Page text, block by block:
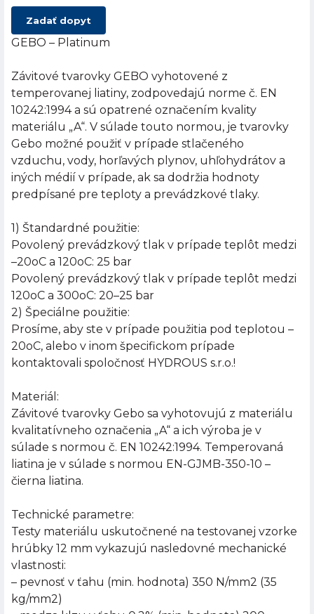
Zadať dopyt
GEBO – Platinum
Závitové tvarovky GEBO vyhotovené z
temperovanej liatiny, zodpovedajú norme č. EN
10242:1994 a sú opatrené označením kvality
materiálu „A“. V súlade touto normou, je tvarovky
Gebo možné použiť v prípade stlačeného
vzduchu, vody, horľavých plynov, uhľohydrátov a
iných médií v prípade, ak sa dodržia hodnoty
predpísané pre teploty a prevádzkové tlaky.
1) Štandardné použitie:
Povolený prevádzkový tlak v prípade teplôt medzi
–20oC a 120oC: 25 bar
Povolený prevádzkový tlak v prípade teplôt medzi
120oC a 300oC: 20–25 bar
2) Špeciálne použitie:
Prosíme, aby ste v prípade použitia pod teplotou –
20oC, alebo v inom špecifickom prípade
kontaktovali spoločnosť HYDROUS s.r.o.!
Materiál:
Závitové tvarovky Gebo sa vyhotovujú z materiálu
kvalitatívneho označenia „A“ a ich výroba je v
súlade s normou č. EN 10242:1994. Temperovaná
liatina je v súlade s normou EN-GJMB-350-10 –
čierna liatina.
Technické parametre:
Testy materiálu uskutočnené na testovanej vzorke
hrúbky 12 mm vykazujú nasledovné mechanické
vlastnosti:
– pevnosť v ťahu (min. hodnota) 350 N/mm2 (35
kg/mm2)